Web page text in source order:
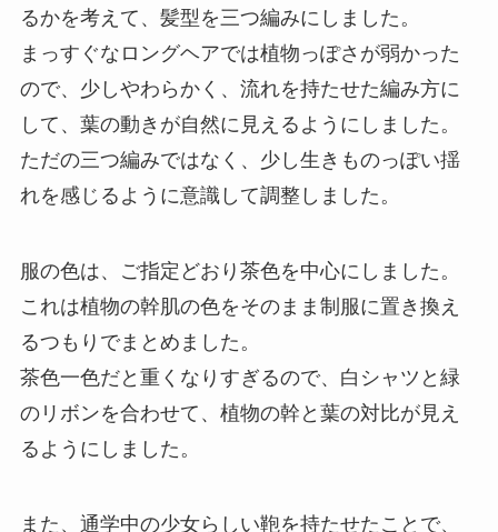
るかを考えて、髪型を三つ編みにしました。
まっすぐなロングヘアでは植物っぽさが弱かった
ので、少しやわらかく、流れを持たせた編み方に
して、葉の動きが自然に見えるようにしました。
ただの三つ編みではなく、少し生きものっぽい揺
れを感じるように意識して調整しました。
服の色は、ご指定どおり茶色を中心にしました。
これは植物の幹肌の色をそのまま制服に置き換え
るつもりでまとめました。
茶色一色だと重くなりすぎるので、白シャツと緑
のリボンを合わせて、植物の幹と葉の対比が見え
るようにしました。
また、通学中の少女らしい鞄を持たせたことで、